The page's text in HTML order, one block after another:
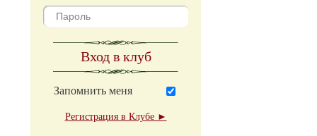
Вход в клуб
Запомнить меня
Регистрация в Клубе ►